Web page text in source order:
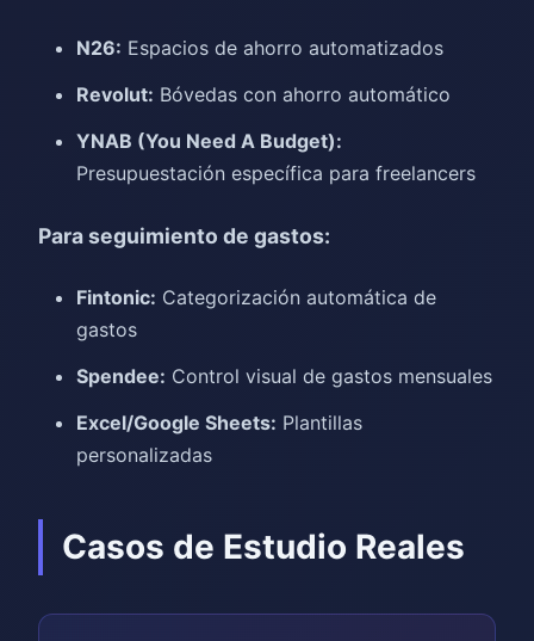
N26: Espacios de ahorro automatizados
Revolut: Bóvedas con ahorro automático
YNAB (You Need A Budget):
Presupuestación específica para freelancers
Para seguimiento de gastos:
Fintonic: Categorización automática de
gastos
Spendee: Control visual de gastos mensuales
Excel/Google Sheets: Plantillas
personalizadas
Casos de Estudio Reales